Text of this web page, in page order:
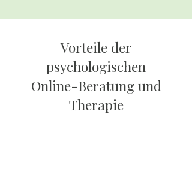
Vorteile der
psychologischen
Online-Beratung und
Therapie